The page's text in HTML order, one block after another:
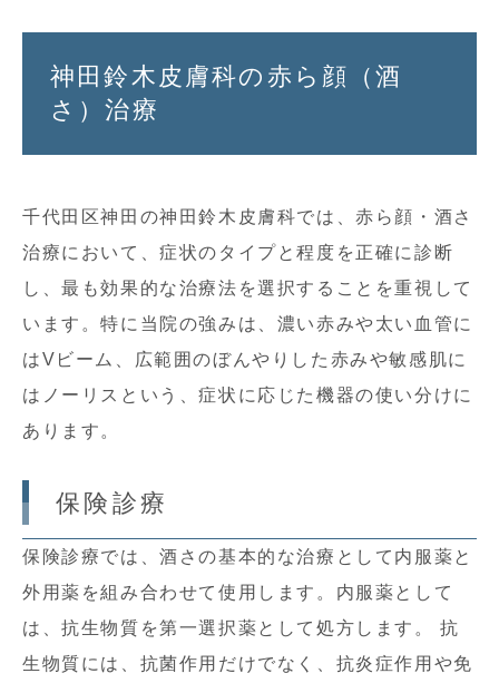
神田鈴木皮膚科の赤ら顔（酒
さ）治療
千代田区神田の神田鈴木皮膚科では、赤ら顔・酒さ
治療において、症状のタイプと程度を正確に診断
し、最も効果的な治療法を選択することを重視して
います。特に当院の強みは、濃い赤みや太い血管に
はVビーム、広範囲のぼんやりした赤みや敏感肌に
はノーリスという、症状に応じた機器の使い分けに
あります。
保険診療
保険診療では、酒さの基本的な治療として内服薬と
外用薬を組み合わせて使用します。内服薬として
は、抗生物質を第一選択薬として処方します。 抗
生物質には、抗菌作用だけでなく、抗炎症作用や免